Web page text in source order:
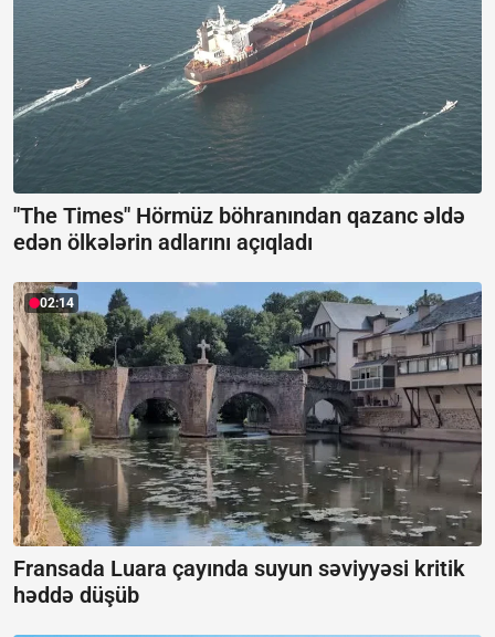
"The Times" Hörmüz böhranından qazanc əldə
edən ölkələrin adlarını açıqladı
02:14
Fransada Luara çayında suyun səviyyəsi kritik
həddə düşüb